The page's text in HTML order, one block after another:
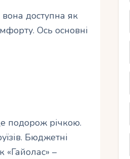
доступна як
Ось основні
подорож річкою.
Бюджетні
«Гайолас» –